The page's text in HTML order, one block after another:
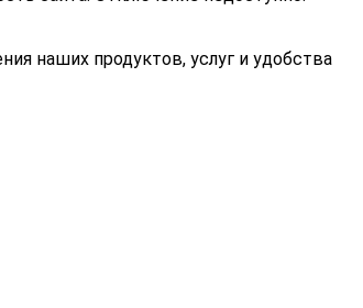
наших продуктов, услуг и удобства